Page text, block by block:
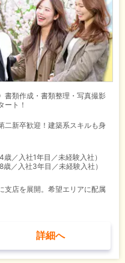
書類作成・書類整理・写真撮影
ート！
二新卒歓迎！建築系スキルも身
／入社1年目／未経験入社）
／入社3年目／未経験入社）
支店を展開。希望エリアに配属
詳細へ